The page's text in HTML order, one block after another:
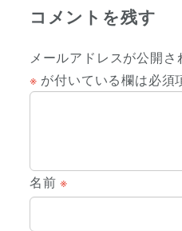
コメントを残す
メールアドレスが公開さ
※ が付いている欄は必須
名前※